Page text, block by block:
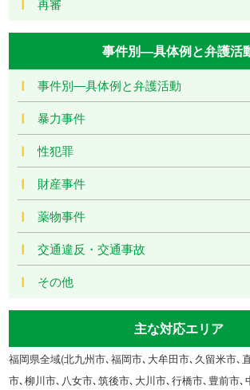
再審
事件別―具体例と弁護活
事件別―具体例と弁護活動
暴力事件
性犯罪
財産事件
薬物事件
交通違反・交通事故
その他
主な対応エリア
福岡県全域(北九州市､福岡市､大牟田市､久留米市､
市､柳川市､八女市､筑後市､大川市､行橋市､豊前市､